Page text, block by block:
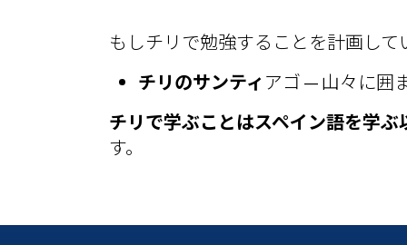
もしチリで勉強することを計画し
チリのサンティ アゴ — 山々に囲
チリで学ぶことはスペイン語を学ぶ
す。